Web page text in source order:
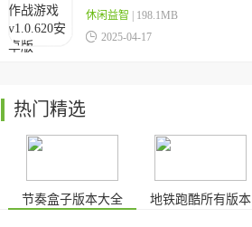
休闲益智 | 198.1MB
 2025-04-17
热门精选
节奏盒子版本大全 地铁跑酷所有版本